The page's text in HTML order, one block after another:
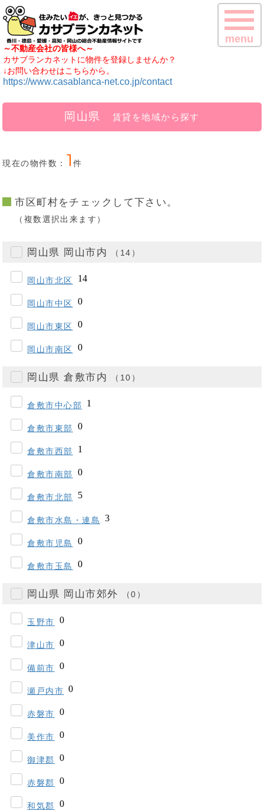
～不動産会社の皆様へ～
カサブランカネットに物件を登録しませんか？
↓お問い合わせはこちらから。
https://www.casablanca-net.co.jp/contact
menu
岡山県 賃貸を地域から探す
現在の物件数： 1件
市区町村をチェックして下さい。
（複数選択出来ます）
岡山県 岡山市内 （14）
岡山市北区
岡山市中区
岡山市東区
岡山市南区
岡山県 倉敷市内 （10）
倉敷市中心部
倉敷市東部
倉敷市西部
倉敷市南部
倉敷市北部
倉敷市水島・連島
倉敷市児島
倉敷市玉島
岡山県 岡山市郊外 （0）
玉野市
津山市
備前市
瀬戸内市
赤磐市
美作市
御津郡
赤磐郡
和気郡